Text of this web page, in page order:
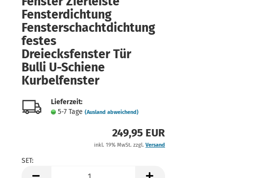
Fensterdichtung
Fensterschachtdichtung
festes
Dreiecksfenster Tür
Bulli U-Schiene
Kurbelfenster
Lieferzeit:
5-7 Tage (Ausland abweichend)
249,95 EUR
inkl. 19% MwSt. zzgl. Versand
SET: